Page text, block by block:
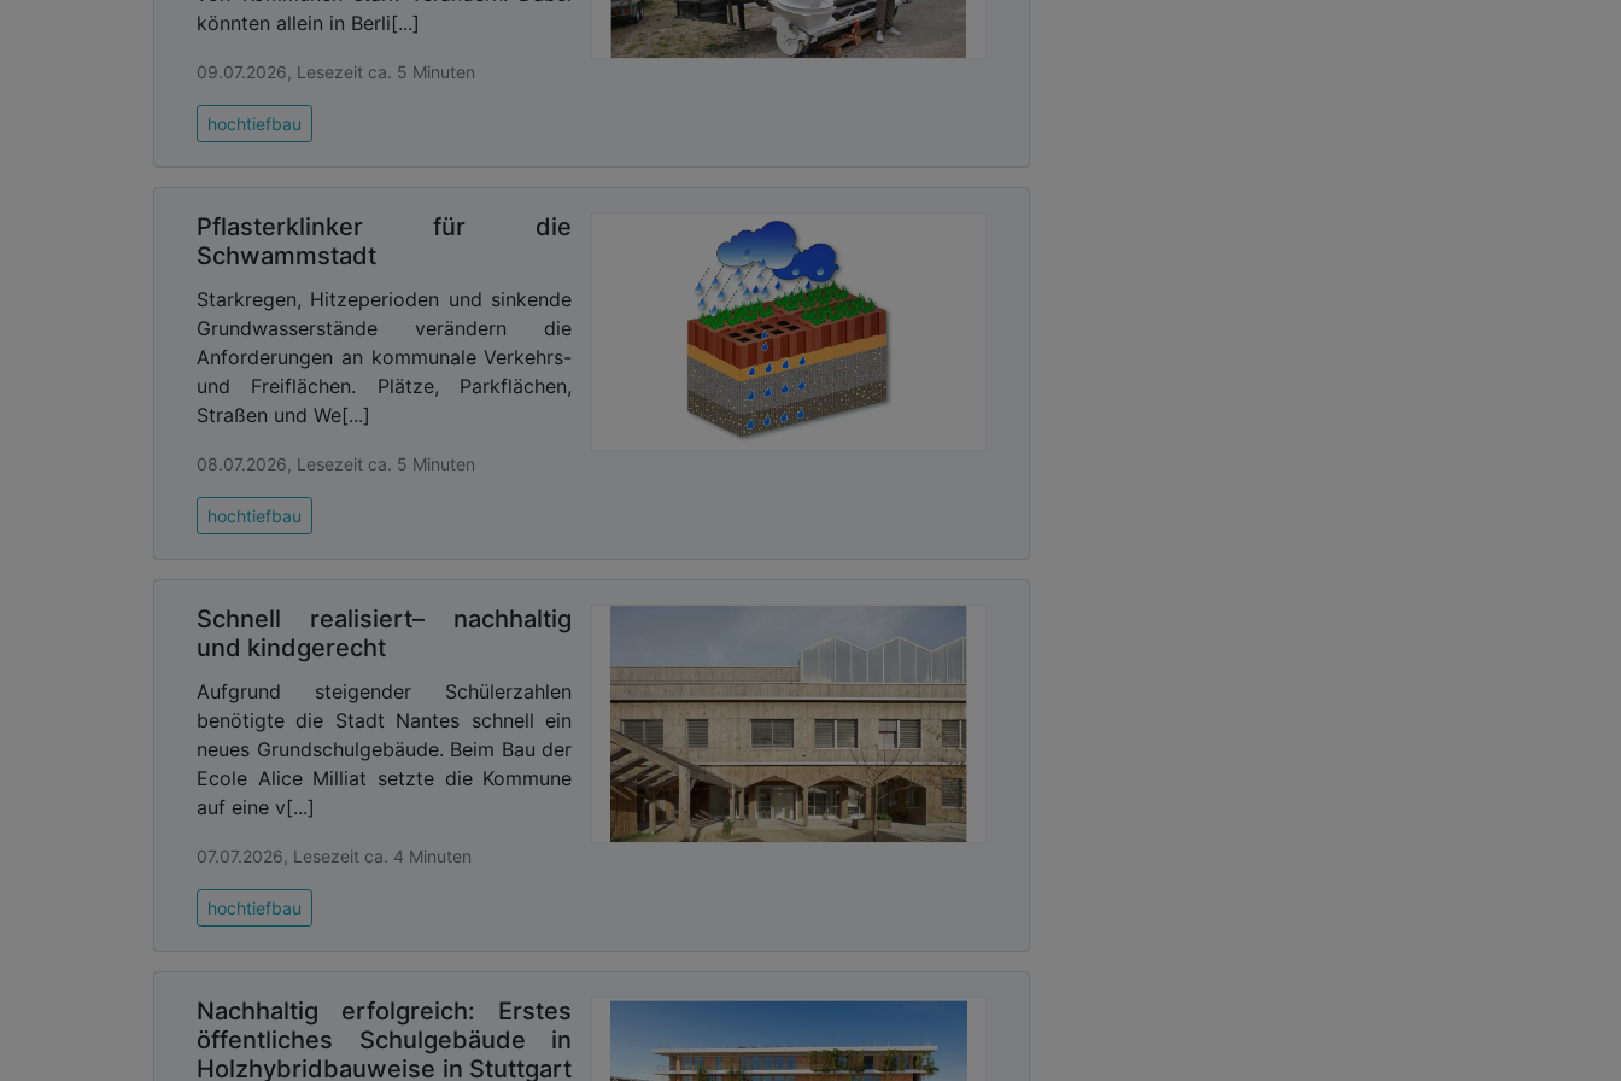
könnten allein in Berli[...]
09.07.2026, Lesezeit ca. 5 Minuten
hochtiefbau
Pflasterklinker für die
Schwammstadt
Starkregen, Hitzeperioden und sinkende
Grundwasserstände verändern die
Anforderungen an kommunale Verkehrs-
und Freiflächen. Plätze, Parkflächen,
Straßen und We[...]
08.07.2026, Lesezeit ca. 5 Minuten
hochtiefbau
Schnell realisiert– nachhaltig
und kindgerecht
Aufgrund steigender Schülerzahlen
benötigte die Stadt Nantes schnell ein
neues Grundschulgebäude. Beim Bau der
Ecole Alice Milliat setzte die Kommune
auf eine v[...]
07.07.2026, Lesezeit ca. 4 Minuten
hochtiefbau
Nachhaltig erfolgreich: Erstes
öffentliches Schulgebäude in
Holzhybridbauweise in Stuttgart